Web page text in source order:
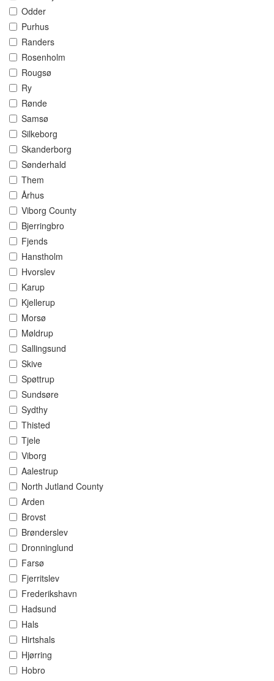
Odder
Purhus
Randers
Rosenholm
Rougsø
Ry
Rønde
Samsø
Silkeborg
Skanderborg
Sønderhald
Them
Århus
Viborg County
Bjerringbro
Fjends
Hanstholm
Hvorslev
Karup
Kjellerup
Morsø
Møldrup
Sallingsund
Skive
Spøttrup
Sundsøre
Sydthy
Thisted
Tjele
Viborg
Aalestrup
North Jutland County
Arden
Brovst
Brønderslev
Dronninglund
Farsø
Fjerritslev
Frederikshavn
Hadsund
Hals
Hirtshals
Hjørring
Hobro